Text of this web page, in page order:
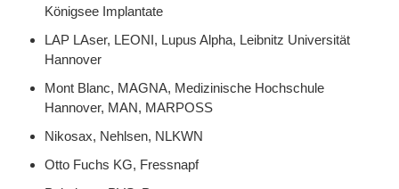
Königsee Implantate
LAP LAser, LEONI, Lupus Alpha, Leibnitz Universität
Hannover
Mont Blanc, MAGNA, Medizinische Hochschule
Hannover, MAN, MARPOSS
Nikosax, Nehlsen, NLKWN
Otto Fuchs KG, Fressnapf